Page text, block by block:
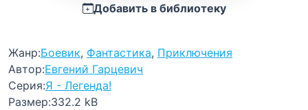
Добавить в библиотеку
Жанр:Боевик, Фантастика, Приключения
Автор:Евгений Гарцевич
Серия:Я - Легенда!
Размер:332.2 kB